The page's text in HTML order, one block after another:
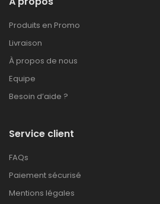
Produits en Promo
Livraison
À propos de nous
Equipe
Besoin d’aide ?
Service client
FAQs
Paiement sécurisé
Mentions légales